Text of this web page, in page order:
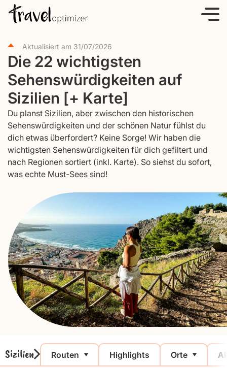
Aktualisiert am 31/07/2026
Die 22 wichtigsten
Sehenswürdigkeiten auf
Sizilien [+ Karte]
Du planst Sizilien, aber zwischen den historischen
Sehenswürdigkeiten und der schönen Natur fühlst du
dich etwas überfordert? Keine Sorge! Wir haben die
wichtigsten Sehenswürdigkeiten für dich gefiltert und
nach Regionen sortiert (inkl. Karte). So siehst du sofort,
was echte Must-Sees sind!
Sizilien Routen Highlights Orte